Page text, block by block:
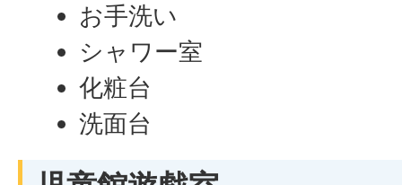
お手洗い
シャワー室
化粧台
洗面台